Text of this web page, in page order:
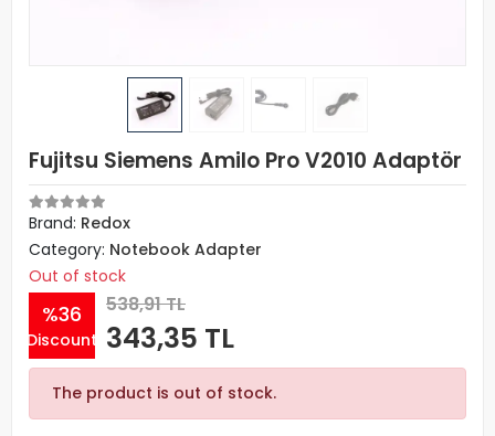
Fujitsu Siemens Amilo Pro V2010 Adaptör
Brand: Redox
Category: Notebook Adapter
Out of stock
%36
Discount
538,91 TL
343,35 TL
The product is out of stock.